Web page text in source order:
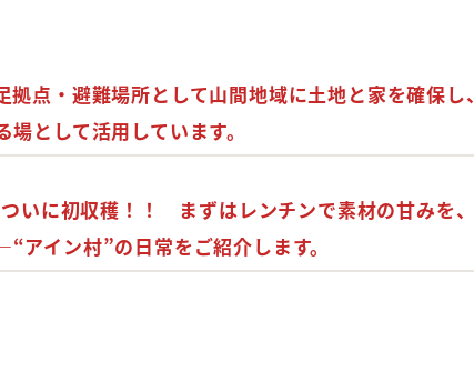
拠点・避難場所として山間地域に土地と家を確保し、
として活用しています。
いに初収穫！！ まずはレンチンで素材の甘みを、
イン村”の日常をご紹介します。